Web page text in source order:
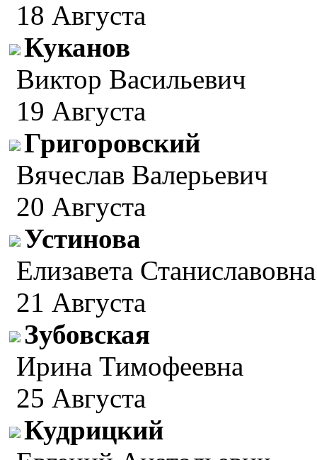
18 Августа
Куканов
Виктор Васильевич
19 Августа
Григоровский
Вячеслав Валерьевич
20 Августа
Устинова
Елизавета Станиславовна
21 Августа
Зубовская
Ирина Тимофеевна
25 Августа
Кудрицкий